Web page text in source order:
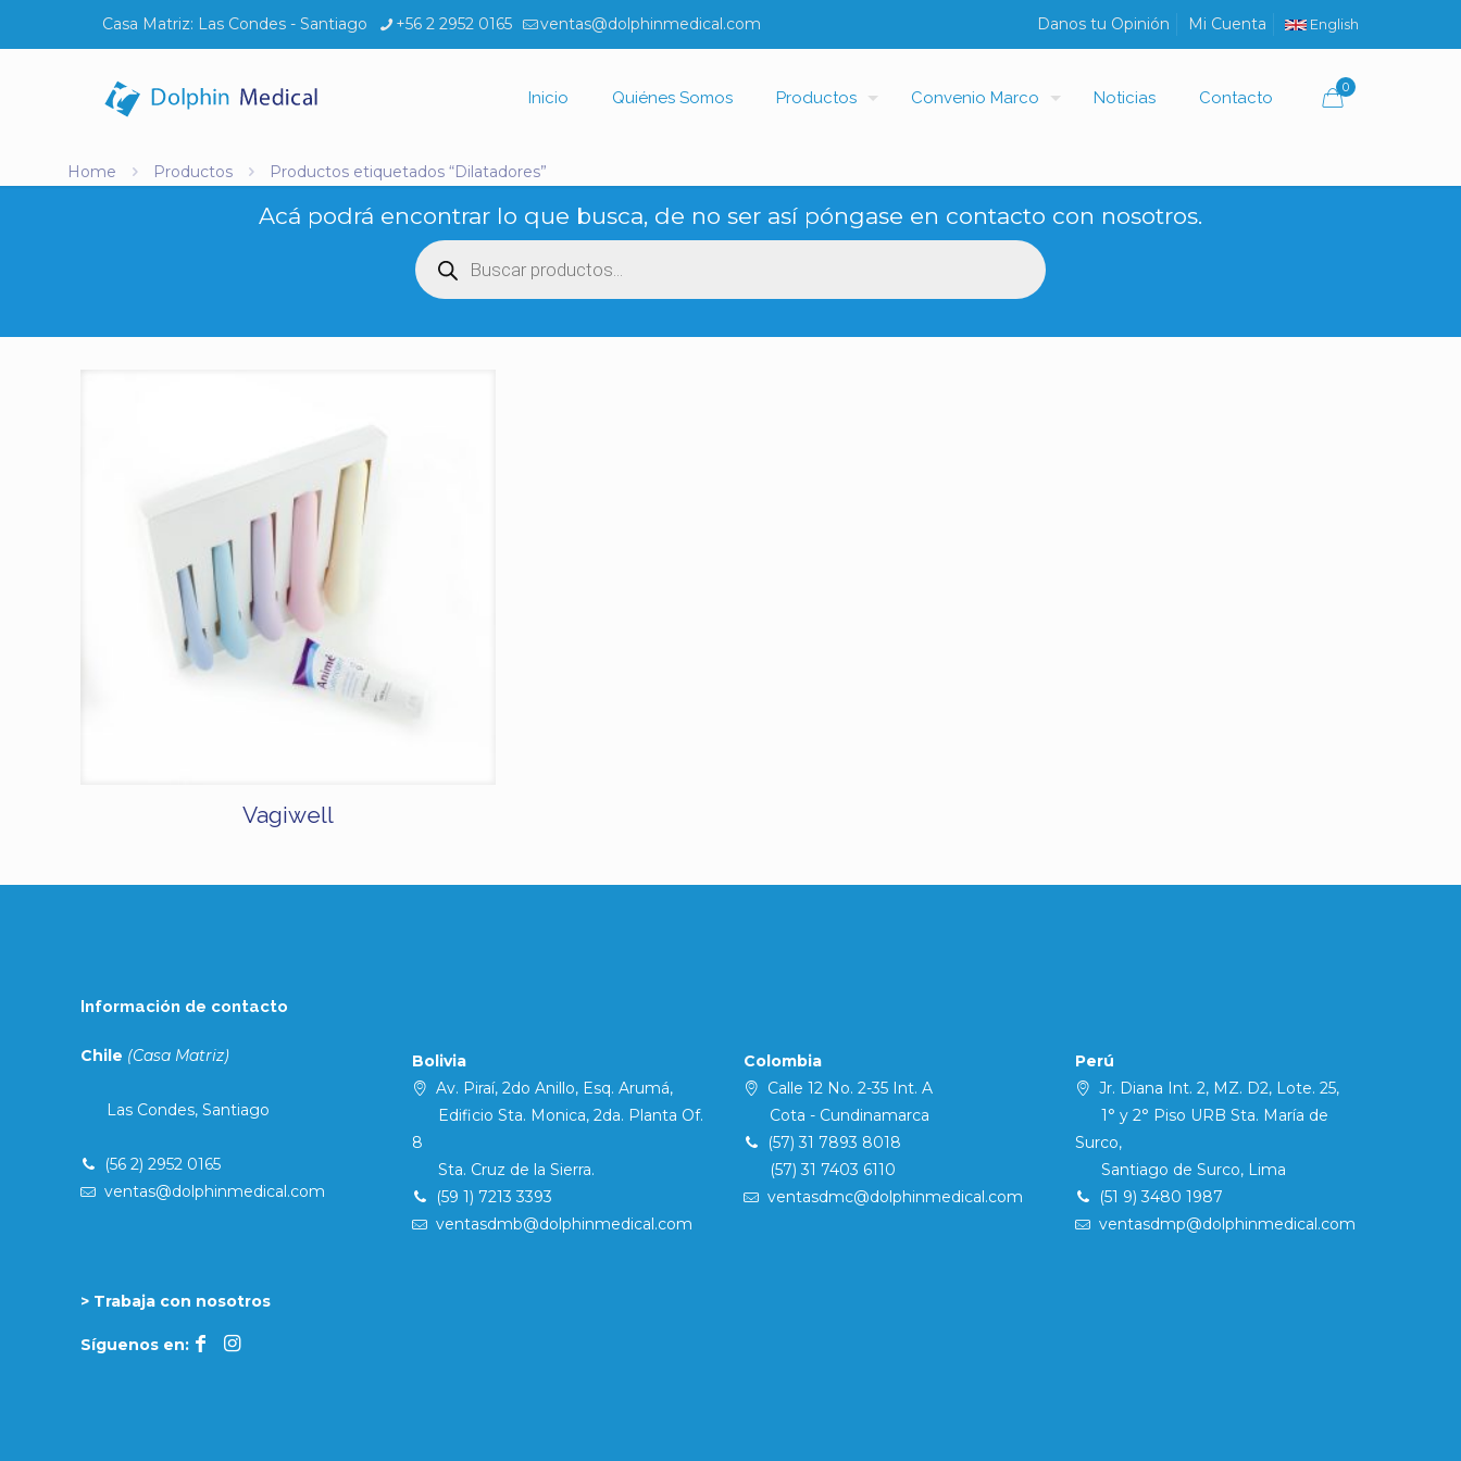
Casa Matriz: Las Condes - Santiago +56 2 2952 0165 ventas@dolphinmedical.com Danos tu Opinión Mi Cuenta English
Inicio Quiénes Somos Productos Convenio Marco Noticias Contacto
0
Home Productos Productos etiquetados “Dilatadores”
Acá podrá encontrar lo que busca, de no ser así póngase en contacto con nosotros.
Búsqueda
de
productos
Vagiwell
Información de contacto
Chile (Casa Matriz)
Las Condes, Santiago
(56 2) 2952 0165
ventas@dolphinmedical.com
> Trabaja con nosotros
Síguenos en:
Bolivia
Av. Piraí, 2do Anillo, Esq. Arumá,
Edificio Sta. Monica, 2da. Planta Of.
8
Sta. Cruz de la Sierra.
(59 1) 7213 3393
ventasdmb@dolphinmedical.com
Colombia
Calle 12 No. 2-35 Int. A
Cota - Cundinamarca
(57) 31 7893 8018
(57) 31 7403 6110
ventasdmc@dolphinmedical.com
Perú
Jr. Diana Int. 2, MZ. D2, Lote. 25,
1° y 2° Piso URB Sta. María de
Surco,
Santiago de Surco, Lima
(51 9) 3480 1987
ventasdmp@dolphinmedical.com